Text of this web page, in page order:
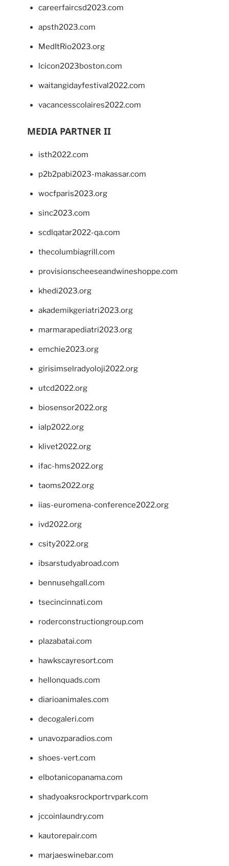
careerfaircsd2023.com
apsth2023.com
MedItRio2023.org
lcicon2023boston.com
waitangidayfestival2022.com
vacancesscolaires2022.com
MEDIA PARTNER II
isth2022.com
p2b2pabi2023-makassar.com
wocfparis2023.org
sinc2023.com
scdlqatar2022-qa.com
thecolumbiagrill.com
provisionscheeseandwineshoppe.com
khedi2023.org
akademikgeriatri2023.org
marmarapediatri2023.org
emchie2023.org
girisimselradyoloji2022.org
utcd2022.org
biosensor2022.org
ialp2022.org
klivet2022.org
ifac-hms2022.org
taoms2022.org
iias-euromena-conference2022.org
ivd2022.org
csity2022.org
ibsarstudyabroad.com
bennusehgall.com
tsecincinnati.com
roderconstructiongroup.com
plazabatai.com
hawkscayresort.com
hellonquads.com
diarioanimales.com
decogaleri.com
unavozparadios.com
shoes-vert.com
elbotanicopanama.com
shadyoaksrockportrvpark.com
jccoinlaundry.com
kautorepair.com
marjaeswinebar.com